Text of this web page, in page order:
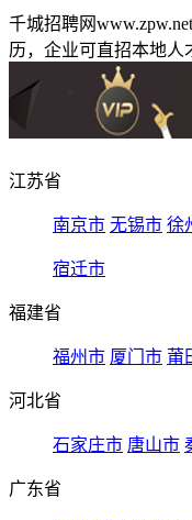
千城招聘网
历，企业可直招本地人
江苏省
南京市 无锡市 徐
宿迁市
福建省
福州市 厦门市 莆
河北省
石家庄市 唐山市
广东省